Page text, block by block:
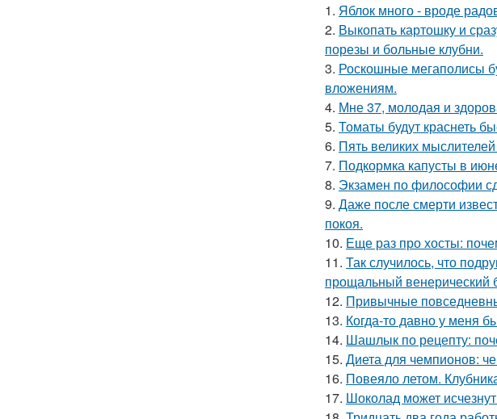
1. Яблок много - вроде
2. Выкопать картошку и
порезы и больные клубни.
3. Роскошные мегаполисы
вложениям.
4. Мне 37, молодая и
5. Томаты будут краснеть
6. Пять великих
7. Подкормка капусты в
8. Экзамен по философии
9. Даже после смерти
покоя.
10. Еще раз про хосты:
11. Так случилось, что
прощальный венерический
12. Привычные
13. Когда-то давно у меня
14. Шашлык по рецепту:
15. Диета для чемпионов:
16. Повеяло летом.
17. Шоколад может